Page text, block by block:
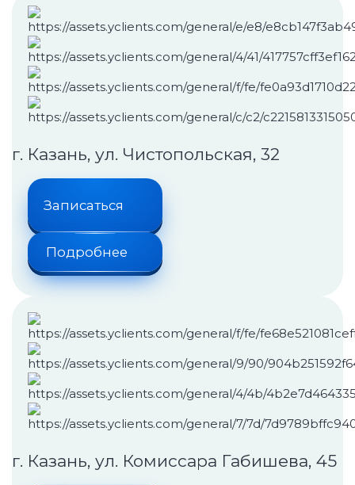
г. Казань, ул. Чистопольская, 32
Записаться
Подробнее
г. Казань, ул. Комиссара Габишева, 45